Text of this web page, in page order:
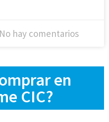
No hay comentarios
en
CIC?